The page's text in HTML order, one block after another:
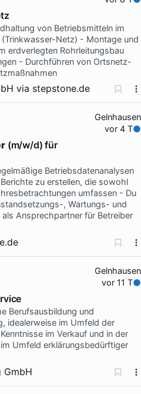
von Betriebsmitteln im
Netz) - Montage und
erdverlegten Rohrleitungsbau
- Durchführen von Ortsnetz-
via stepstone.de
Gelnhausen
vor 4 T
(m/w/d) für
Betriebsdatenanalysen
zu erstellen, die sowohl
umfassen - Du
, Wartungs- und
Ansprechpartner für Betreiber
Gelnhausen
vor 11 T
Berufsausbildung und
idealerweise im Umfeld der
im Verkauf und in der
Umfeld erklärungsbedürftiger
GmbH